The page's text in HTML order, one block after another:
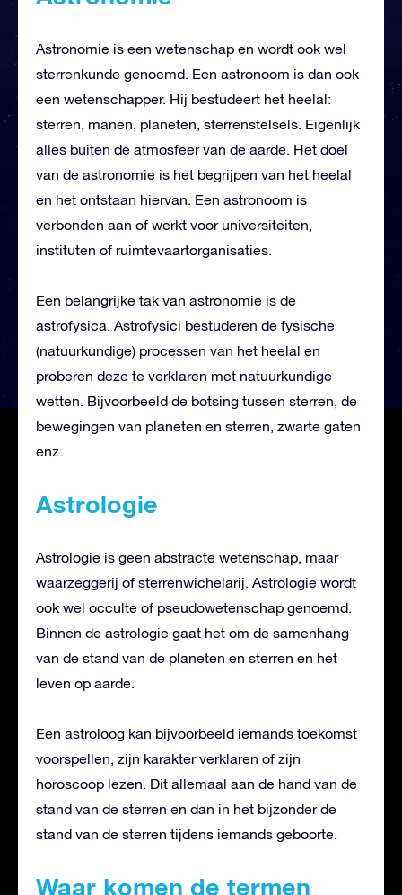
Astronomie is een wetenschap en wordt ook wel
sterrenkunde genoemd. Een astronoom is dan ook
een wetenschapper. Hij bestudeert het heelal:
sterren, manen, planeten, sterrenstelsels. Eigenlijk
alles buiten de atmosfeer van de aarde. Het doel
van de astronomie is het begrijpen van het heelal
en het ontstaan hiervan. Een astronoom is
verbonden aan of werkt voor universiteiten,
instituten of ruimtevaartorganisaties.
Een belangrijke tak van astronomie is de
astrofysica. Astrofysici bestuderen de fysische
(natuurkundige) processen van het heelal en
proberen deze te verklaren met natuurkundige
wetten. Bijvoorbeeld de botsing tussen sterren, de
bewegingen van planeten en sterren, zwarte gaten
enz.
Astrologie
Astrologie is geen abstracte wetenschap, maar
waarzeggerij of sterrenwichelarij. Astrologie wordt
ook wel occulte of pseudowetenschap genoemd.
Binnen de astrologie gaat het om de samenhang
van de stand van de planeten en sterren en het
leven op aarde.
Een astroloog kan bijvoorbeeld iemands toekomst
voorspellen, zijn karakter verklaren of zijn
horoscoop lezen. Dit allemaal aan de hand van de
stand van de sterren en dan in het bijzonder de
stand van de sterren tijdens iemands geboorte.
Waar komen de termen